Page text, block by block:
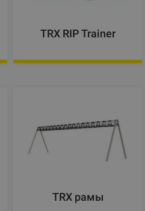
TRX RIP Trainer
TRX рамы